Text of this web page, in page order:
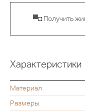
▀◘ Получить
Характеристики
Материал
Размеры